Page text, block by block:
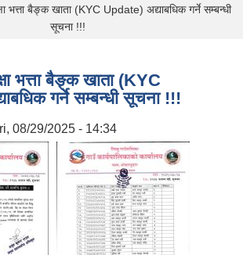
भत्ता बैङ्क खाता (KYC Update) अद्याबधिक गर्ने सम्बन्धी
सूचना !!!
भत्ता बैङ्क खाता (KYC
गर्ने सम्बन्धी सूचना !!!
08/29/2025 - 14:34